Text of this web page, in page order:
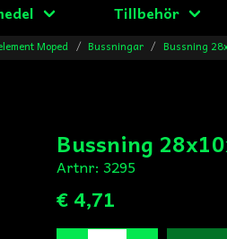
Tillbehör
Moped Bussningar Bussning
Bussning
Artnr: 3295
€ 4,71